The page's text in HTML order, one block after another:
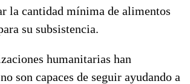
la cantidad mínima de alimentos
su subsistencia.
humanitarias han
son capaces de seguir ayudando a